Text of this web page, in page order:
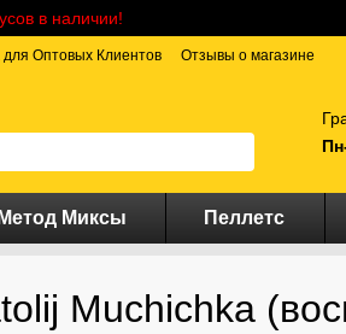
в наличии!
Оптовых Клиентов Отзывы о магазине
Метод Миксы Пеллетс
Muchichka